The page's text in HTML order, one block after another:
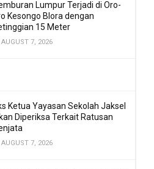
Lumpur Terjadi di Oro-
Kesongo Blora dengan
15 Meter
AUGUST 7, 2026
Ketua Yayasan Sekolah Jaksel
Diperiksa Terkait Ratusan
AUGUST 7, 2026